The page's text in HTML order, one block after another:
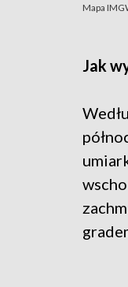
Mapa
Jak